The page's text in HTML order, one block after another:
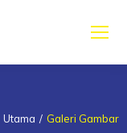
Utama Galeri Gambar